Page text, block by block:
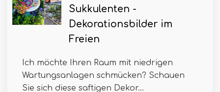
Sukkulenten -
Dekorationsbilder im
Freien
Ich möchte Ihren Raum mit niedrigen
Wartungsanlagen schmücken? Schauen
Sie sich diese saftigen Dekor...